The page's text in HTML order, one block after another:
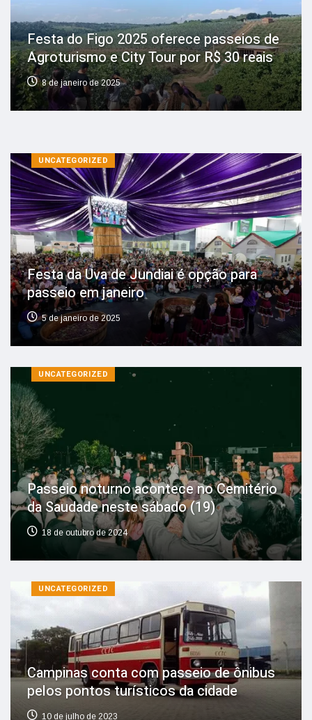
Festa do Figo 2025 oferece passeios de
Agroturismo e City Tour por R$ 30 reais
8 de janeiro de 2025
UNCATEGORIZED
Festa da Uva de Jundiai é opção para
passeio em janeiro
5 de janeiro de 2025
UNCATEGORIZED
Passeio noturno acontece no Cemitério
da Saudade neste sábado (19)
18 de outubro de 2024
UNCATEGORIZED
Campinas conta com passeio de ônibus
pelos pontos turísticos da cidade
10 de julho de 2023